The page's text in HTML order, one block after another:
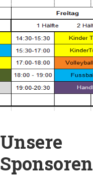
Unsere
Sponsoren